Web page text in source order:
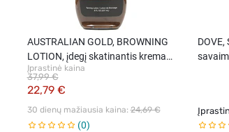
AUSTRALIAN GOLD, BROWNING
LOTION, įdegį skatinantis kremas
su bronzantais, 237 ml.
Įprastinė kaina
22,79 €
37,99 €
30 dienų mažiausia kaina: 24,69 €
0
DOVE,